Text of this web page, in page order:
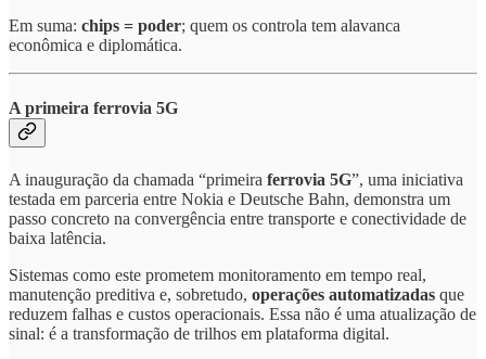
Em suma: chips = poder; quem os controla tem alavanca
econômica e diplomática.
A primeira ferrovia 5G
A inauguração da chamada “primeira ferrovia 5G”, uma iniciativa
testada em parceria entre Nokia e Deutsche Bahn, demonstra um
passo concreto na convergência entre transporte e conectividade de
baixa latência.
Sistemas como este prometem monitoramento em tempo real,
manutenção preditiva e, sobretudo, operações automatizadas que
reduzem falhas e custos operacionais. Essa não é uma atualização de
sinal: é a transformação de trilhos em plataforma digital.